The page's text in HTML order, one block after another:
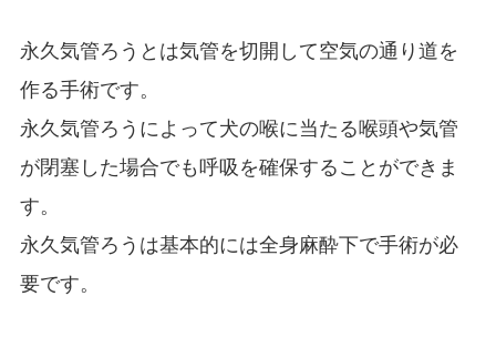
永久気管ろうとは気管を切開して空気の通り道を
作る手術です。
永久気管ろうによって犬の喉に当たる喉頭や気管
が閉塞した場合でも呼吸を確保することができま
す。
永久気管ろうは基本的には全身麻酔下で手術が必
要です。